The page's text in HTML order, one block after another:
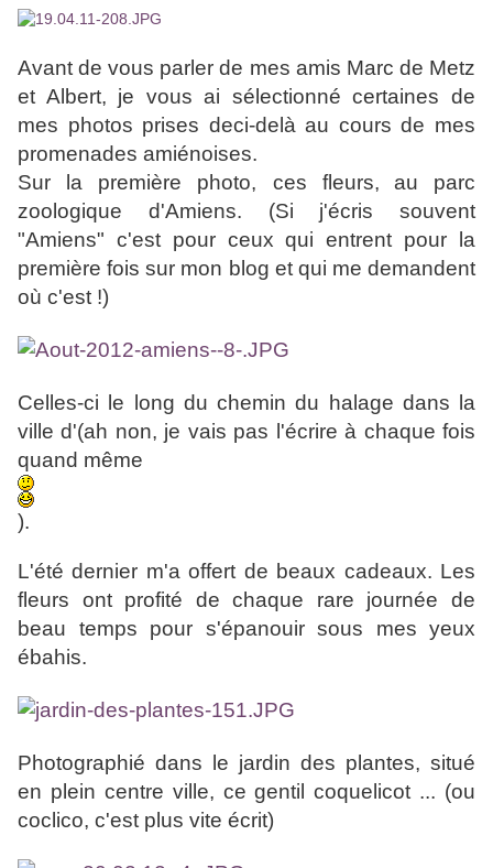
Avant de vous parler de mes amis Marc de Metz
et Albert, je vous ai sélectionné certaines de
mes photos prises deci-delà au cours de mes
promenades amiénoises.
Sur la première photo, ces fleurs,
au parc
zoologique d'Amiens. (Si j'écris souvent
"Amiens" c'est pour ceux qui entrent pour la
première fois sur mon blog et qui me demandent
où c'est !)
Celles-ci le long du chemin du halage dans la
ville d'(ah non, je vais pas l'écrire à chaque fois
quand même
).
L'été dernier m'a offert de beaux cadeaux. Les
fleurs ont profité de chaque rare journée de
beau temps pour s'épanouir sous mes yeux
ébahis.
Photographié dans le jardin des plantes, situé
en plein centre ville, ce gentil coquelicot ... (ou
coclico, c'est plus vite écrit)